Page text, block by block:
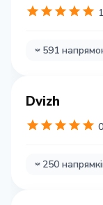
591
Dvizh
250